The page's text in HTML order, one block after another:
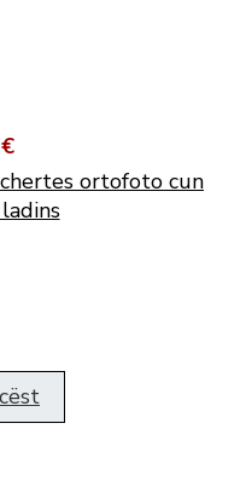
ortofoto cun